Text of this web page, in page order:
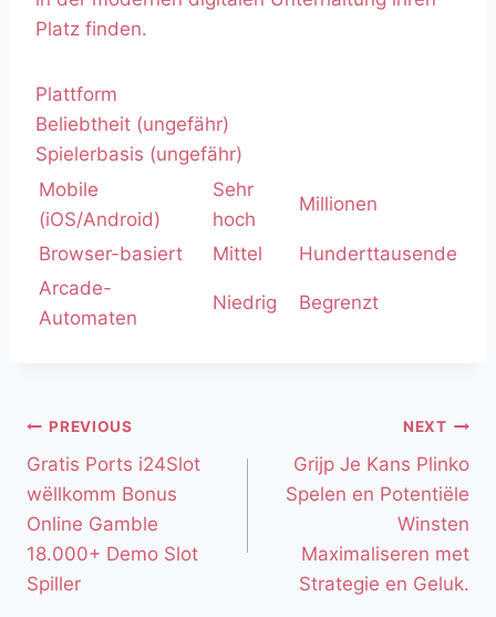
Platz finden.
Plattform
Beliebtheit (ungefähr)
Spielerbasis (ungefähr)
Mobile
(iOS/Android)
Sehr
hoch
Millionen
Browser-basiert Mittel
Hunderttausende
Arcade-
Automaten
Niedrig Begrenzt
PREVIOUS
Gratis Ports i24Slot
wëllkomm Bonus
Online Gamble
18.000+ Demo Slot
Spiller
NEXT
Grijp Je Kans Plinko
Spelen en Potentiële
Winsten
Maximaliseren met
Strategie en Geluk.